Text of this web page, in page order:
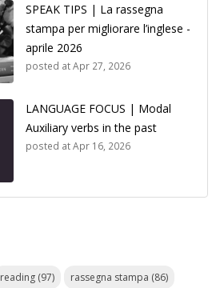
SPEAK TIPS | La rassegna
stampa per migliorare l’inglese -
aprile 2026
posted atApr 27, 2026
LANGUAGE FOCUS | Modal
Auxiliary verbs in the past
posted atApr 16, 2026
reading (97) rassegna stampa (86)